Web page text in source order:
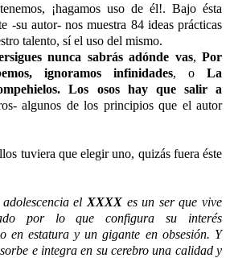
¡hagamos uso de él!. Bajo ésta
-su autor- nos muestra 84 ideas prácticas
talento, sí el uso del mismo.
nunca sabrás adónde vas, Por
ignoramos infinidades, o La
Los osos hay que salir a
algunos de los principios que el autor
tuviera que elegir uno, quizás fuera éste
el XXXX es un ser que vive
por lo que configura su interés
en estatura y un gigante en obsesión. Y
e integra en su cerebro una calidad y